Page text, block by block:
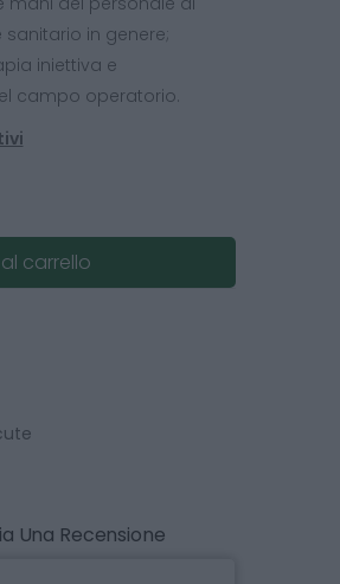
in genere;
iniettiva e
campo operatorio.
carrello
Una Recensione